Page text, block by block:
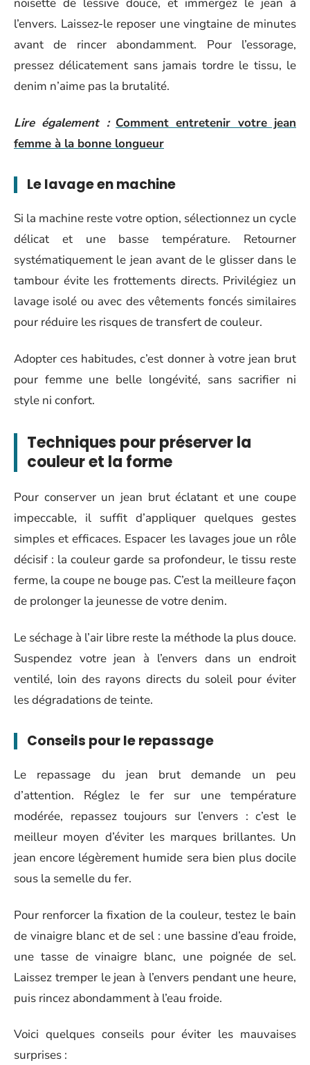
l’envers. Laissez-le reposer une vingtaine de minutes
avant de rincer abondamment. Pour l’essorage,
pressez délicatement sans jamais tordre le tissu, le
denim n’aime pas la brutalité.
Lire également : Comment entretenir votre jean
femme à la bonne longueur
Le lavage en machine
Si la machine reste votre option, sélectionnez un cycle
délicat et une basse température. Retourner
systématiquement le jean avant de le glisser dans le
tambour évite les frottements directs. Privilégiez un
lavage isolé ou avec des vêtements foncés similaires
pour réduire les risques de transfert de couleur.
Adopter ces habitudes, c’est donner à votre jean brut
pour femme une belle longévité, sans sacrifier ni
style ni confort.
Techniques pour préserver la
couleur et la forme
Pour conserver un jean brut éclatant et une coupe
impeccable, il suffit d’appliquer quelques gestes
simples et efficaces. Espacer les lavages joue un rôle
décisif : la couleur garde sa profondeur, le tissu reste
ferme, la coupe ne bouge pas. C’est la meilleure façon
de prolonger la jeunesse de votre denim.
Le séchage à l’air libre reste la méthode la plus douce.
Suspendez votre jean à l’envers dans un endroit
ventilé, loin des rayons directs du soleil pour éviter
les dégradations de teinte.
Conseils pour le repassage
Le repassage du jean brut demande un peu
d’attention. Réglez le fer sur une température
modérée, repassez toujours sur l’envers : c’est le
meilleur moyen d’éviter les marques brillantes. Un
jean encore légèrement humide sera bien plus docile
sous la semelle du fer.
Pour renforcer la fixation de la couleur, testez le bain
de vinaigre blanc et de sel : une bassine d’eau froide,
une tasse de vinaigre blanc, une poignée de sel.
Laissez tremper le jean à l’envers pendant une heure,
puis rincez abondamment à l’eau froide.
Voici quelques conseils pour éviter les mauvaises
surprises :